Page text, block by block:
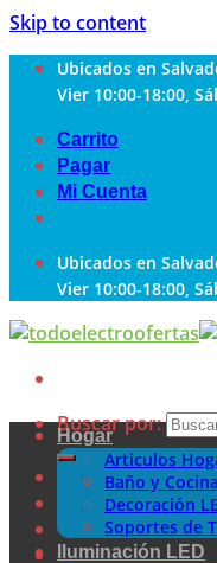
Skip to content
Ubicados en
Vier 10:00-18:00,
Carrito
Pagar
Mi Cuenta
Ubicados en
Vier 10:00-18:00,
Buscar por:
Hogar
Articulos
Baño y Cocina
Decoración
Soportes de
Iluminación LED